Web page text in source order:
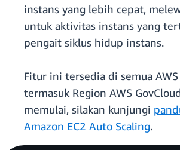
instans yang lebih cepat,
untuk aktivitas instans yang
pengait siklus hidup instans.
Fitur ini tersedia di semua
termasuk Region AWS
memulai, silakan kunjungi
Amazon EC2 Auto Scaling.